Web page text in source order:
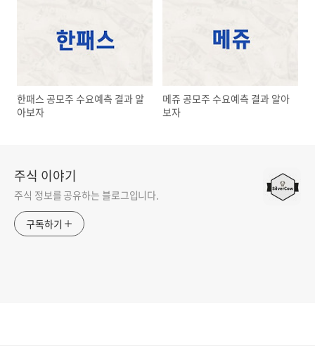
한패스 공모주 수요예측 결과 알
아보자
메쥬 공모주 수요예측 결과 알아
보자
주식 이야기
주식 정보를 공유하는 블로그입니다.
구독하기